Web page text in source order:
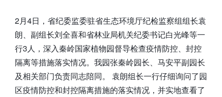
2月4日，省纪委监委驻省生态环境厅纪检监察组组长袁
朗、副组长刘全喜和省林业局机关纪委书记白光峰等一
行3人，深入秦岭国家植物园督导检查疫情防控、封控
隔离等措施落实情况。我园张秦岭园长、马安平副园长
及相关部门负责同志陪同。 袁朗组长一行仔细询问了园
区疫情防控和封控隔离措施的落实情况，并实地查看了